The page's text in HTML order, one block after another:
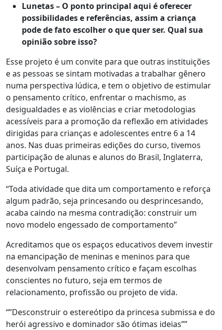
Lunetas – O ponto principal aqui é oferecer
possibilidades e referências, assim a criança
pode de fato escolher o que quer ser. Qual sua
opinião sobre isso?
Esse projeto é um convite para que outras instituições
e as pessoas se sintam motivadas a trabalhar gênero
numa perspectiva lúdica, e tem o objetivo de estimular
o pensamento crítico, enfrentar o machismo, as
desigualdades e as violências e criar metodologias
acessíveis para a promoção da reflexão em atividades
dirigidas para crianças e adolescentes entre 6 a 14
anos. Nas duas primeiras edições do curso, tivemos
participação de alunas e alunos do Brasil, Inglaterra,
Suíça e Portugal.
“Toda atividade que dita um comportamento e reforça
algum padrão, seja princesando ou desprincesando,
acaba caindo na mesma contradição: construir um
novo modelo engessado de comportamento”
Acreditamos que os espaços educativos devem investir
na emancipação de meninas e meninos para que
desenvolvam pensamento crítico e façam escolhas
conscientes no futuro, seja em termos de
relacionamento, profissão ou projeto de vida.
“”Desconstruir o estereótipo da princesa submissa e do
herói agressivo e dominador são ótimas ideias””